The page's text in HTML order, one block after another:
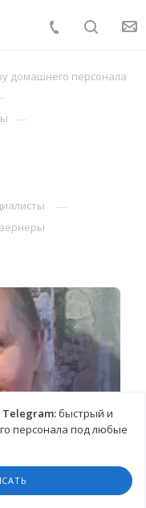
домашнего персонала
Telegram:быстрый и
персонала под любые